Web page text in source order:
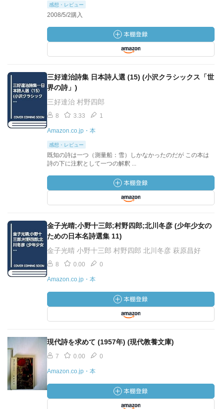
感想・レビュー
2008/5/2購入
三好達治詩集 日本詩人選 (15) (小沢クラシックス「世
界の詩」)
三好達治 村野四郎
8 3.33 1
Amazon.co.jp・本
感想・レビュー
既知の詩は一つ（測量船：雪）しかなかったのだが この本は
詩の下に注釈として一つの解釈 ...
金子光晴;小野十三郎;村野四郎;北川冬彦 (少年少女の
ための日本名詩選集 11)
金子光晴 小野十三郎 村野四郎 北川冬彦 萩原昌好
8 0.00 0
Amazon.co.jp・本
現代詩を求めて (1957年) (現代教養文庫)
7 0.00 0
Amazon.co.jp・本